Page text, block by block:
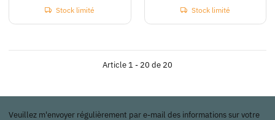
Stock limité Stock limité
Article 1 - 20 de 20
Veuillez m'envoyer régulièrement par e-mail des informations sur votre